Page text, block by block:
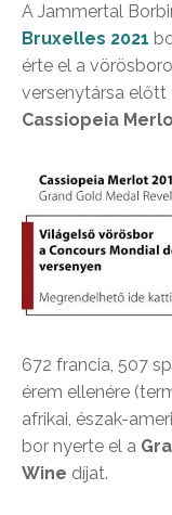
A Jammertal
Bruxelles 2021
érte el a
versenytársa
Cassiopeia
672 francia, 507
érem ellenére
afrikai, észak-
bor nyerte el a
Wine díjat.